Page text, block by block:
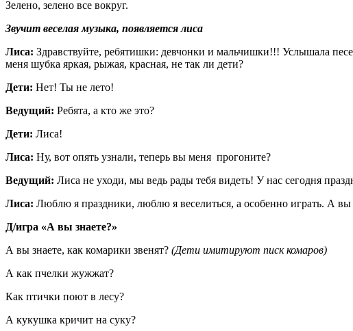
Зелено, зелено все вокруг.
Звучит веселая музыка, появляется лиса
Лиса: Здравствуйте, ребятишки: девчонки и мальчишки!!! Услышала
меня шубка яркая, рыжая, красная, не так ли дети?
Дети: Нет! Ты не лето!
Ведущий: Ребята, а кто же это?
Дети: Лиса!
Лиса: Ну, вот опять узнали, теперь вы меня прогоните?
Ведущий: Лиса не уходи, мы ведь рады тебя видеть! У нас сегодня
Лиса: Люблю я праздники, люблю я веселиться, а особенно играть. А вы
Д/игра «А вы знаете?»
А вы знаете, как комарики звенят? (Дети имитируют писк комаров)
А как пчелки жужжат?
Как птички поют в лесу?
А кукушка кричит на суку?